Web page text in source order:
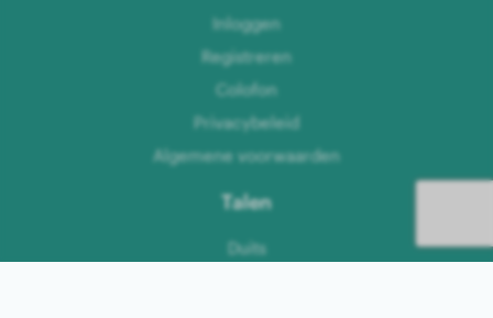
Inloggen
Registreren
Colofon
Privacybeleid
Algemene voorwaarden
Talen
Duits